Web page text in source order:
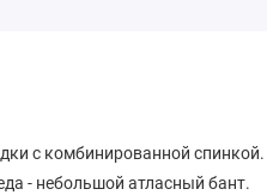
с комбинированной
- небольшой атласный бант.